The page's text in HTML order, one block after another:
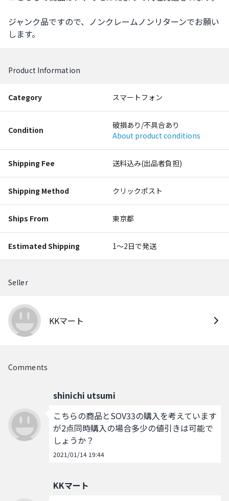
ジャンク品ですので、ノンクレームノンリターンでお願い
します。
Product Information
Category スマートフォン
Condition
破損あり/不具合あり
About product conditions
Shipping Fee 送料込み(出品者負担)
Shipping Method クリックポスト
Ships From 東京都
Estimated Shipping 1〜2日で発送
Seller
KKマート
Comments
shinichi utsumi
こちらの商品とSOV33の購入を考えています
が2点同時購入の場合多少の値引きは可能で
しょうか？
2021/01/14 19:44
KKマート